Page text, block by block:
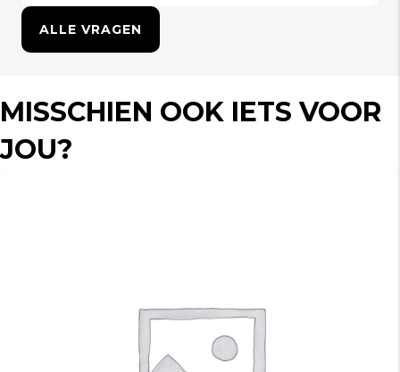
ALLE VRAGEN
MISSCHIEN OOK IETS VOOR
JOU?